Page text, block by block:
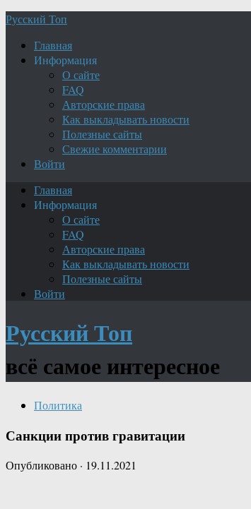
Русский Топ
Главная
Информация
О сайте
FAQ
Авторские права
Как выкладывать новости
Полезные сайты
Свежие комментарии
Войти
Главная
Информация
О сайте
FAQ
Авторские права
Как выкладывать новости
Полезные сайты
Войти
Русский Топ
всё самое интересное
Политика
Санкции против гравитации
Опубликовано · 19.11.2021